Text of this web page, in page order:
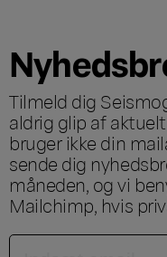
Tilmeld dig
aldrig glip af
bruger ikke din
sende dig
måneden, og vi
Mailchimp, hvis